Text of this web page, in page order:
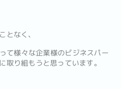
となく、
て様々な企業様のビジネスパー
取り組もうと思っています。